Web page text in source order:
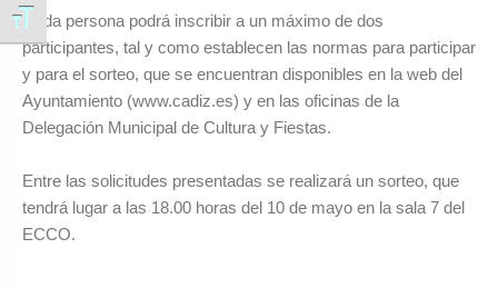
Alternar tamaño de letra
Cada persona podrá inscribir a un máximo de dos
participantes, tal y como establecen las normas para participar
y para el sorteo, que se encuentran disponibles en la web del
Ayuntamiento (www.cadiz.es) y en las oficinas de la
Delegación Municipal de Cultura y Fiestas.
Entre las solicitudes presentadas se realizará un sorteo, que
tendrá lugar a las 18.00 horas del 10 de mayo en la sala 7 del
ECCO.